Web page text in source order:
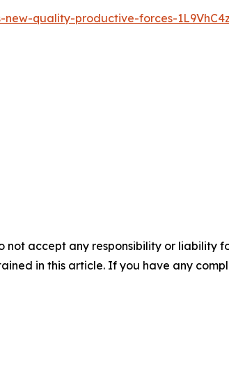
quality-productive-forces-
not accept any responsibility or liability
in this article. If you have any